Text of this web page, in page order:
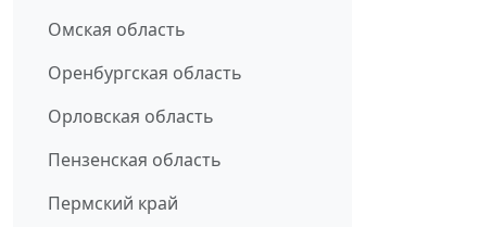
Омская область
Оренбургская область
Орловская область
Пензенская область
Пермский край